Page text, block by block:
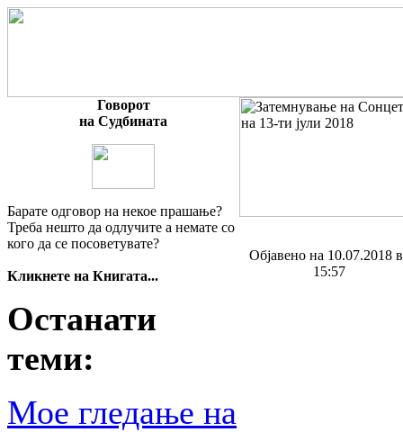
Говорот
на Судбината
Барате одговор на некое прашање?
Треба нешто да одлучите а немате со
кого да се посоветувате?
Кликнете на Книгата...
Останати
теми:
Мое гледање на
Објавено на 10.07.2018
15:57